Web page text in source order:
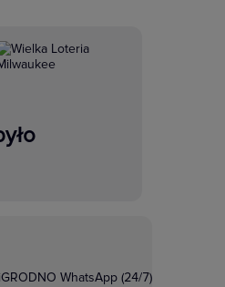
WhatsApp (24/7)